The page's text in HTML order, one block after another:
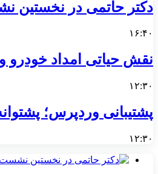
دکتر حاتمی در نخستین
۱۶:۴۰
نقش حیاتی امداد خودرو
۱۲:۳۰
پشتیبانی وردپرس؛
۱۲:۳۰